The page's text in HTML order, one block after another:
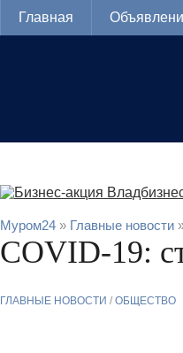
Главная
Муром24 » Главные новости
COVID-19:
ГЛАВНЫЕ НОВОСТИ / ОБЩЕСТВО